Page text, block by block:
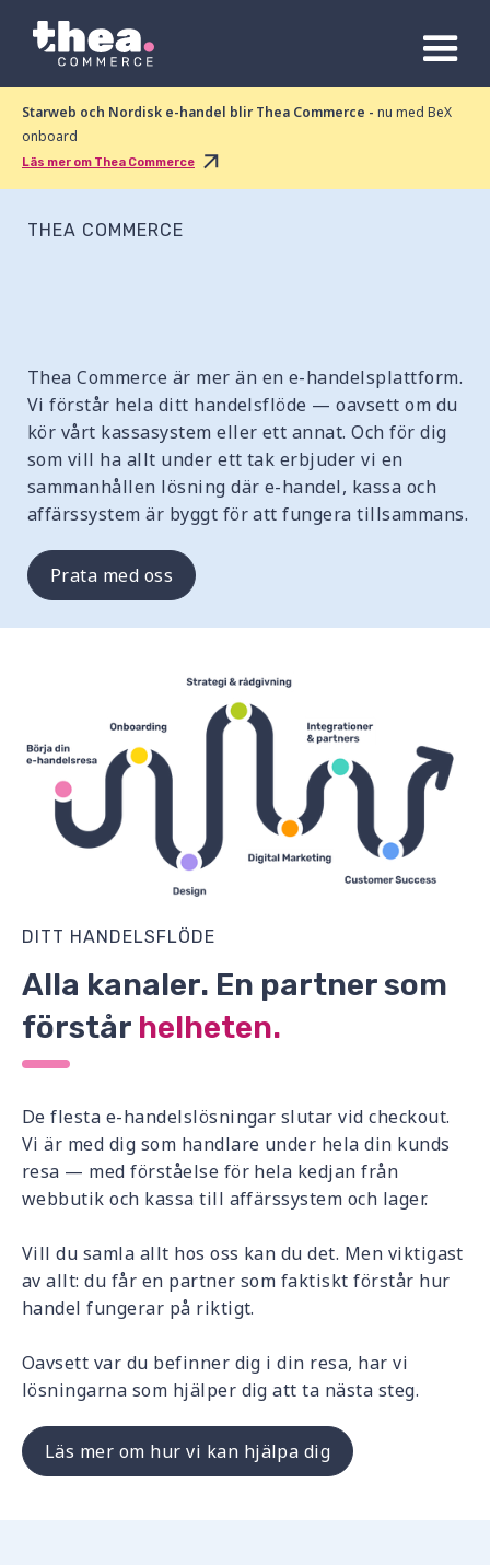
Starweb och Nordisk e-handel blir Thea Commerce - nu med BeX
onboard
Läs mer om Thea Commerce
THEA COMMERCE
Thea Commerce är mer än en e-handelsplattform.
Vi förstår hela ditt handelsflöde — oavsett om du
kör vårt kassasystem eller ett annat. Och för dig
som vill ha allt under ett tak erbjuder vi en
sammanhållen lösning där e-handel, kassa och
affärssystem är byggt för att fungera tillsammans.
Prata med oss
DITT HANDELSFLÖDE
Alla kanaler. En partner som
förstår helheten.
De flesta e-handelslösningar slutar vid checkout.
Vi är med dig som handlare under hela din kunds
resa — med förståelse för hela kedjan från
webbutik och kassa till affärssystem och lager.
Vill du samla allt hos oss kan du det. Men viktigast
av allt: du får en partner som faktiskt förstår hur
handel fungerar på riktigt.
Oavsett var du befinner dig i din resa, har vi
lösningarna som hjälper dig att ta nästa steg.
Läs mer om hur vi kan hjälpa dig